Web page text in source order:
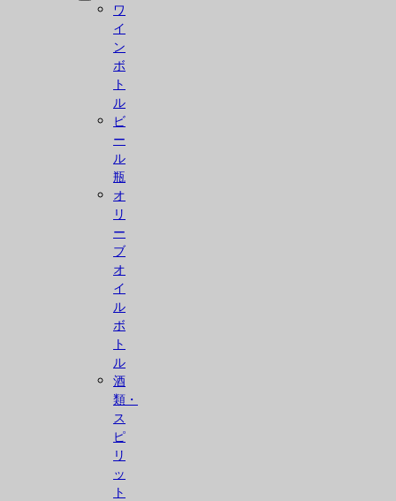
ワ
イ
ン
ボ
ト
ル
ビ
ー
ル
瓶
オ
リ
ー
ブ
オ
イ
ル
ボ
ト
ル
酒
類・
ス
ピ
リ
ッ
ト